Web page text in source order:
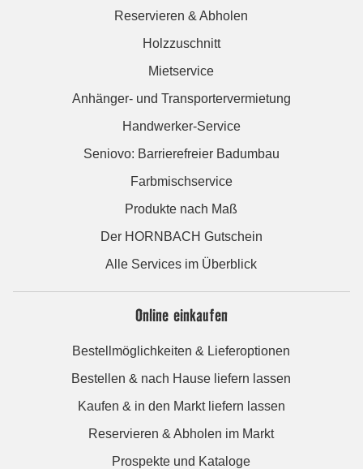
Reservieren & Abholen
Holzzuschnitt
Mietservice
Anhänger- und Transportervermietung
Handwerker-Service
Seniovo: Barrierefreier Badumbau
Farbmischservice
Produkte nach Maß
Der HORNBACH Gutschein
Alle Services im Überblick
Online einkaufen
Bestellmöglichkeiten & Lieferoptionen
Bestellen & nach Hause liefern lassen
Kaufen & in den Markt liefern lassen
Reservieren & Abholen im Markt
Prospekte und Kataloge